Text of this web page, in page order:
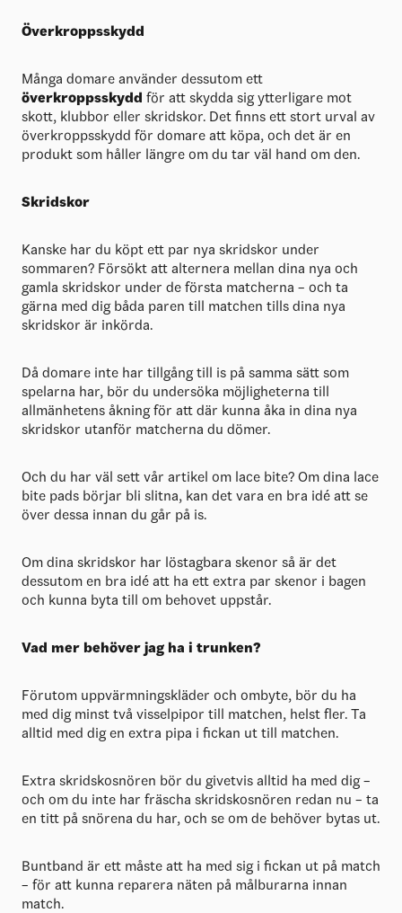
Överkroppsskydd
Många domare använder dessutom ett
överkroppsskydd för att skydda sig ytterligare mot
skott, klubbor eller skridskor. Det finns ett stort urval av
överkroppsskydd för domare att köpa, och det är en
produkt som håller längre om du tar väl hand om den.
Skridskor
Kanske har du köpt ett par nya skridskor under
sommaren? Försökt att alternera mellan dina nya och
gamla skridskor under de första matcherna – och ta
gärna med dig båda paren till matchen tills dina nya
skridskor är inkörda.
Då domare inte har tillgång till is på samma sätt som
spelarna har, bör du undersöka möjligheterna till
allmänhetens åkning för att där kunna åka in dina nya
skridskor utanför matcherna du dömer.
Och du har väl sett vår artikel om lace bite? Om dina lace
bite pads börjar bli slitna, kan det vara en bra idé att se
över dessa innan du går på is.
Om dina skridskor har löstagbara skenor så är det
dessutom en bra idé att ha ett extra par skenor i bagen
och kunna byta till om behovet uppstår.
Vad mer behöver jag ha i trunken?
Förutom uppvärmningskläder och ombyte, bör du ha
med dig minst två visselpipor till matchen, helst fler. Ta
alltid med dig en extra pipa i fickan ut till matchen.
Extra skridskosnören bör du givetvis alltid ha med dig –
och om du inte har fräscha skridskosnören redan nu – ta
en titt på snörena du har, och se om de behöver bytas ut.
Buntband är ett måste att ha med sig i fickan ut på match
– för att kunna reparera näten på målburarna innan
match.